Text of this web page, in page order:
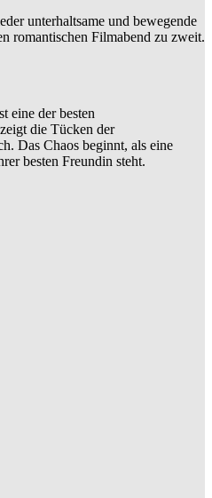
unterhaltsame und bewegende
romantischen Filmabend zu zweit.
eine der besten
die Tücken der
Das Chaos beginnt, als eine
besten Freundin steht.